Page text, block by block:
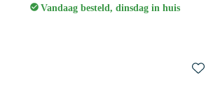
Vandaag besteld, dinsdag in huis